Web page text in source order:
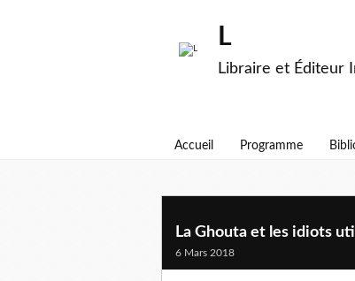
L
Libraire et Éditeur
Accueil Programme
La Ghouta et les idiots
6 Mars 2018